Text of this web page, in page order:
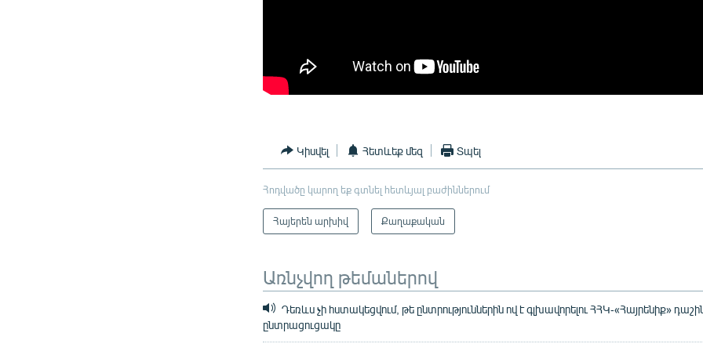
Կիսվել Հետևեք մեզ Տպել
Հոդվածը կարող եք գտնել հետևյալ բաժիններում
Հայերեն արխիվ Քաղաքական
Առնչվող թեմաներով
Դեռևս չի հստակեցվում, թե ընտրություններին ով է գլխավորելու ՀՀԿ-«Հայրենիք»
ընտրացուցակը